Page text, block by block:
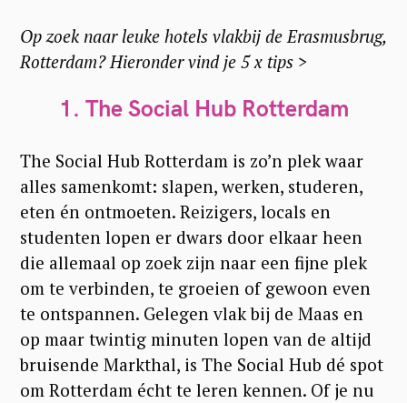
Op zoek naar leuke hotels vlakbij de Erasmusbrug,
Rotterdam? Hieronder vind je 5 x tips >
1. The Social Hub Rotterdam
The Social Hub Rotterdam is zo’n plek waar
alles samenkomt: slapen, werken, studeren,
eten én ontmoeten. Reizigers, locals en
studenten lopen er dwars door elkaar heen
die allemaal op zoek zijn naar een fijne plek
om te verbinden, te groeien of gewoon even
te ontspannen. Gelegen vlak bij de Maas en
op maar twintig minuten lopen van de altijd
bruisende Markthal, is The Social Hub dé spot
om Rotterdam écht te leren kennen. Of je nu